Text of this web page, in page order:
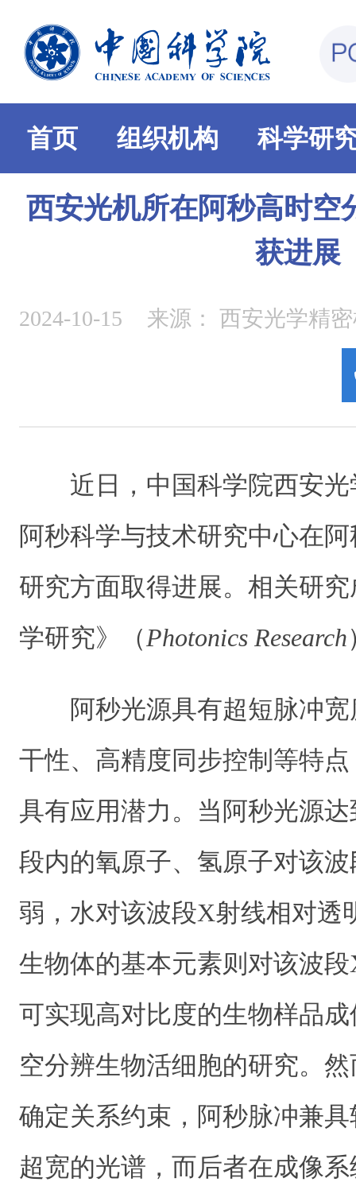
首页 组织机构 科学研
西安光机所在阿秒高时空
获进展
2024-10-15 来源： 西安光学精
近日，中国科学院西安
阿秒科学与技术研究中心在
研究方面取得进展。相关研
学研究》（Photonics Research
阿秒光源具有超短脉冲
干性、高精度同步控制等特
具有应用潜力。当阿秒光源
段内的氧原子、氢原子对该
弱，水对该波段X射线相对透
生物体的基本元素则对该波
可实现高对比度的生物样品
空分辨生物活细胞的研究。
确定关系约束，阿秒脉冲兼
超宽的光谱，而后者在成像